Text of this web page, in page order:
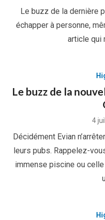
Le buzz de la dernière
échapper à personne,
article qui
Le buzz de la
4
Décidément Evian
leurs pubs. Rappelez-
immense piscine ou